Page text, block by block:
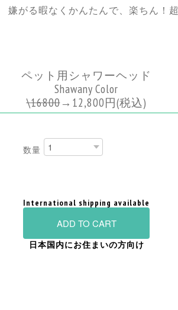
嫌がる暇なくかんたんで、楽ちん！
ペット用シャワーヘッド
Shawany Color
\16800→ 12,800円(税込)
数量
International shipping available
ADD TO CART
日本国内にお住まいの方向け